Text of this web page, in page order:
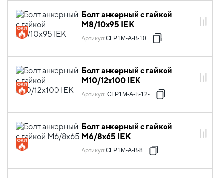
Болт анкерный с гайкой
М8/10х95 IEK
Артикул:CLP1M-A-B-10-95
Болт анкерный с гайкой
М10/12х100 IEK
Артикул: CLP1M-A-B-12-100
Болт анкерный с гайкой
М6/8х65 IEK
Артикул:CLP1M-A-B-8-65